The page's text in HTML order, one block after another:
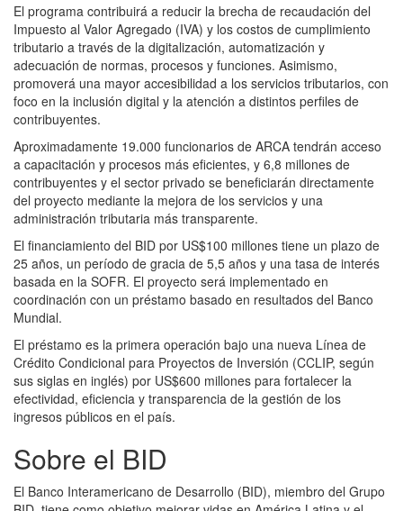
El programa contribuirá a reducir la brecha de recaudación del
Impuesto al Valor Agregado (IVA) y los costos de cumplimiento
tributario a través de la digitalización, automatización y
adecuación de normas, procesos y funciones. Asimismo,
promoverá una mayor accesibilidad a los servicios tributarios, con
foco en la inclusión digital y la atención a distintos perfiles de
contribuyentes.
Aproximadamente 19.000 funcionarios de ARCA tendrán acceso
a capacitación y procesos más eficientes, y 6,8 millones de
contribuyentes y el sector privado se beneficiarán directamente
del proyecto mediante la mejora de los servicios y una
administración tributaria más transparente.
El financiamiento del BID por US$100 millones tiene un plazo de
25 años, un período de gracia de 5,5 años y una tasa de interés
basada en la SOFR. El proyecto será implementado en
coordinación con un préstamo basado en resultados del Banco
Mundial.
El préstamo es la primera operación bajo una nueva Línea de
Crédito Condicional para Proyectos de Inversión (CCLIP, según
sus siglas en inglés) por US$600 millones para fortalecer la
efectividad, eficiencia y transparencia de la gestión de los
ingresos públicos en el país.
Sobre el BID
El Banco Interamericano de Desarrollo (BID), miembro del Grupo